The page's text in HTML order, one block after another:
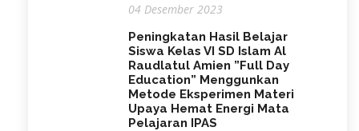
04 Desember 2023
Peningkatan Hasil Belajar
Siswa Kelas VI SD Islam Al
Raudlatul Amien ”Full Day
Education” Menggunkan
Metode Eksperimen Materi
Upaya Hemat Energi Mata
Pelajaran IPAS